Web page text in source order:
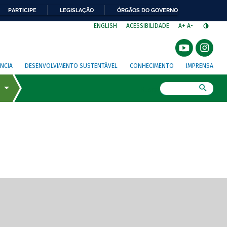
PARTICIPE LEGISLAÇÃO ÓRGÃOS DO GOVERNO
ENGLISH ACESSIBILIDADE A+ A-
DESENVOLVIMENTO SUSTENTÁVEL CONHECIMENTO IMPRENSA
de tela